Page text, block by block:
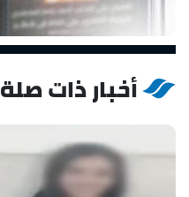
أخبار ذات صلة